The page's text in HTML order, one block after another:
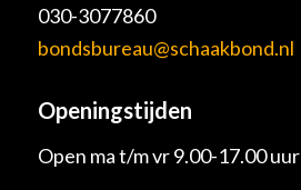
030-3077860
bondsbureau@schaakbond.nl
Openingstijden
Open ma t/m vr 9.00-17.00 uur